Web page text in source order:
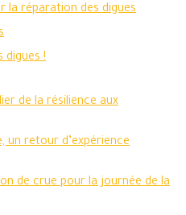
la réparation des digues
digues !
de la résilience aux
un retour d’expérience
de crue pour la journée de la